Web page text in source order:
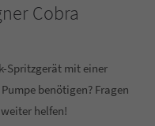
Cobra
Spritzgerät mit einer
benötigen? Fragen
helfen!